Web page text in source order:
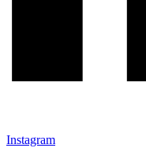
Instagram